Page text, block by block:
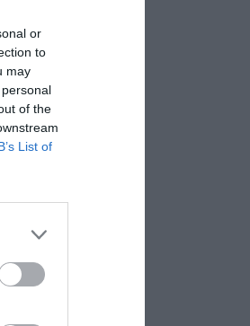
or
to
may
of the
List of